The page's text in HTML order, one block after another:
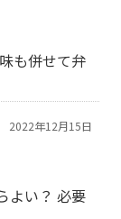
も併せて弁
2022年12月15日
よい？ 必要